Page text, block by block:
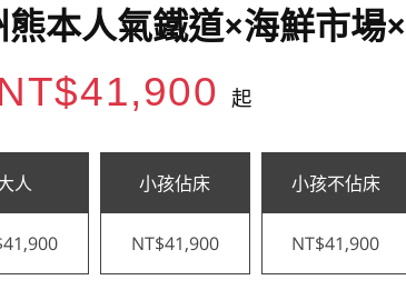
熊本人氣鐵道×海鮮市場
NT$41,900起
人 小孩佔床
NT$41,900
小孩不佔床
NT$41,900